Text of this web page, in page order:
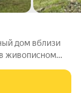
дом вблизи
живописном
1604